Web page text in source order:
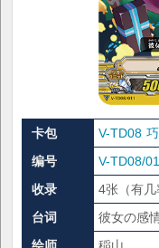
卡包
V-TD08
编号
V-TD08/
收录
4张（有几
台词
彼女の感